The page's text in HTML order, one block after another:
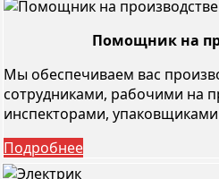
Помощник на
Мы обеспечиваем вас
сотрудниками, рабочими на
инспекторами,
Подробнее